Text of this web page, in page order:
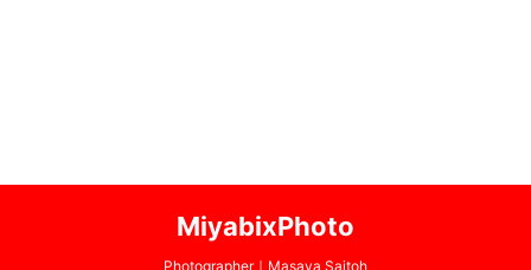
MiyabixPhoto
Photographer｜Masaya Saitoh